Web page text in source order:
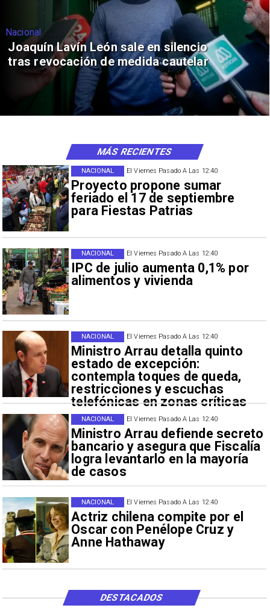
Nacional
Joaquín Lavín León sale en silencio
tras revocación de medida cautelar
El Viernes Pasado A Las 12:40
Proyecto propone sumar
feriado el 17 de septiembre
para Fiestas Patrias
NACIONAL
El Viernes Pasado A Las 12:40
IPC de julio aumenta 0,1% por
alimentos y vivienda
NACIONAL
El Viernes Pasado A Las 12:40
Ministro Arrau detalla quinto
estado de excepción:
contempla toques de queda,
restricciones y escuchas
telefónicas en zonas críticas
NACIONAL
El Viernes Pasado A Las 12:40
Ministro Arrau defiende secreto
bancario y asegura que Fiscalía
logra levantarlo en la mayoría
de casos
NACIONAL
El Viernes Pasado A Las 12:40
Actriz chilena compite por el
Oscar con Penélope Cruz y
Anne Hathaway
NACIONAL
MÁS RECIENTES
DESTACADOS